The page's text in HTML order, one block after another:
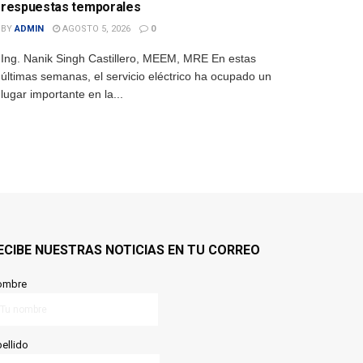
respuestas temporales
BY ADMIN AGOSTO 5, 2026 0
Ing. Nanik Singh Castillero, MEEM, MRE En estas
últimas semanas, el servicio eléctrico ha ocupado un
lugar importante en la...
NUESTRAS NOTICIAS EN TU CORREO